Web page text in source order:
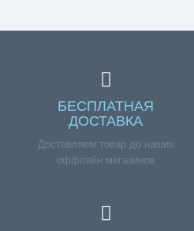
БЕСПЛАТНАЯ
ДОСТАВКА
Доставляем товар до наших
оффлайн магазинов